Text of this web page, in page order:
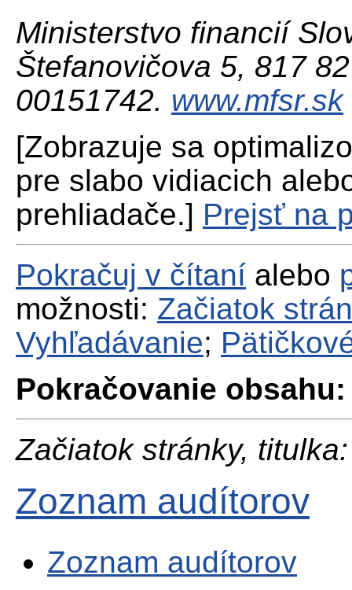
Ministerstvo financií
Štefanovičova 5, 817
00151742. www.mfsr.sk
[Zobrazuje sa
pre slabo vidiacich
prehliadače.] Prejsť na
Pokračuj v čítaní alebo
možnosti: Začiatok
Vyhľadávanie;
Pokračovanie obsahu:
Začiatok stránky, titulka:
Zoznam audítorov
Zoznam audítorov